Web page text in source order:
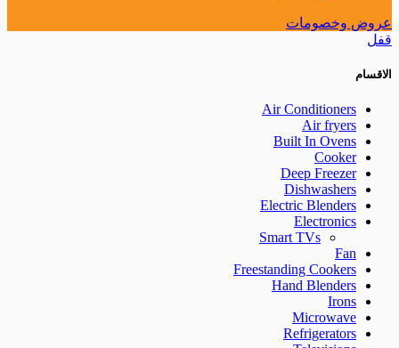
عروض وخصومات
قفل
الاقسام
Air Conditioners
Air fryers
Built In Ovens
Cooker
Deep Freezer
Dishwashers
Electric Blenders
Electronics
Smart TVs
Fan
Freestanding Cookers
Hand Blenders
Irons
Microwave
Refrigerators